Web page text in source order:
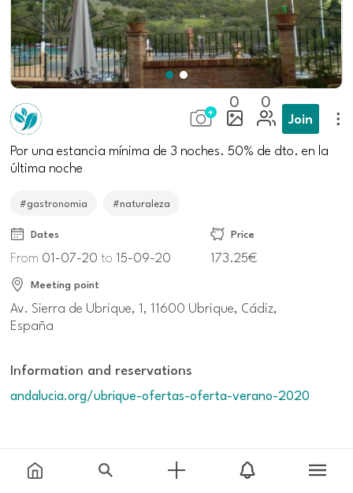
0 0
Join
Por una estancia mínima de 3 noches. 50% de dto. en la
última noche
#gastronomia #naturaleza
Dates
From 01-07-20to 15-09-20
Price
173.25€
Meeting point
Av. Sierra de Ubrique, 1, 11600 Ubrique, Cádiz,
España
Information and reservations
andalucia.org/ubrique-ofertas-oferta-verano-2020